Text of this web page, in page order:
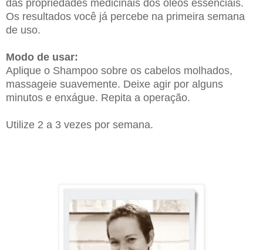
das propriedades medicinais dos óleos essenciais.
Os resultados você já percebe na primeira semana
de uso.
Modo de usar:
Aplique o Shampoo sobre os cabelos molhados,
massageie suavemente. Deixe agir por alguns
minutos e enxágue. Repita a operação.
Utilize 2 a 3 vezes por semana.